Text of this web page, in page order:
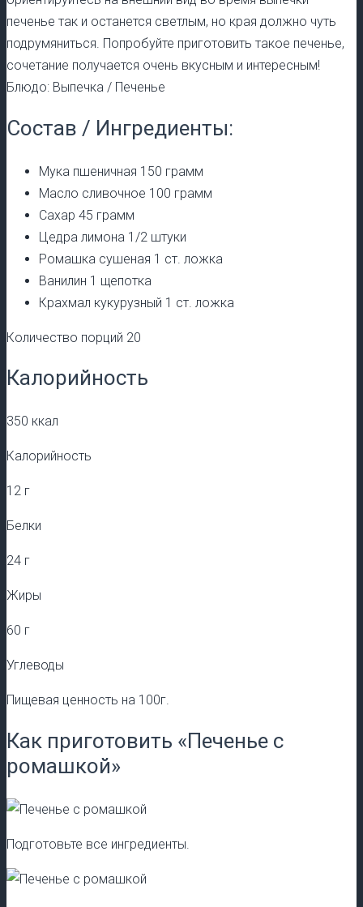
печенье так и останется светлым, но края должно чуть
подрумяниться. Попробуйте приготовить такое печенье,
сочетание получается очень вкусным и интересным!
Блюдо: Выпечка / Печенье
Состав / Ингредиенты:
Мука пшеничная 150 грамм
Масло сливочнoe 100 грамм
Сахар 45 грамм
Цедра лимона 1/2 штуки
Ромашка сушеная 1 ст. ложка
Ванилин 1 щепотка
Крахмал кукурузный 1 ст. ложка
Количество порций 20
Калорийность
350 ккал
Калорийность
12 г
Белки
24 г
Жиры
60 г
Углеводы
Пищевая ценность на 100г.
Как приготовить «Печенье с
ромашкой»
Подготовьте все ингредиенты.